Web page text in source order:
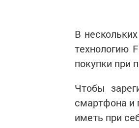
В
технологию
покупки при
Чтобы
смартфона и
иметь при